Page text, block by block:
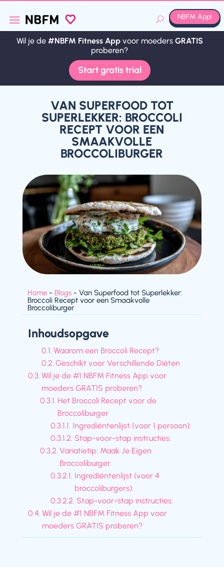
NBFM App!
Wil je de #NBFM Fitness Appvoor moeders GRATIS
proberen?
Start gratis trial
Wil je de #NBFM Fitness Appvoor moeders GRATIS
proberen?
Start gratis trial
VAN SUPERFOOD TOT
SUPERLEKKER: BROCCOLI
RECEPT VOOR EEN
SMAAKVOLLE
BROCCOLIBURGER
Home- Blogs- Van Superfood tot Superlekker:
Broccoli Recept voor een Smaakvolle
Broccoliburger
Inhoudsopgave
Waarom een Broccoli Recept?
Geschikt voor Verschillende Diëten
Wil je de #1 NBFM Fitness App voor
moeders GRATIS proberen?
Het Broccoli Recept voor de
Broccoliburger
Ingrediëntenlijst (voor 1 persoon):
Stap-voor-stap instructies:
Variatietip: Maak Je Eigen
Broccoliburger
Ingrediëntenlijst (voor 4
broccoliburgers):
Stap-voor-stap instructies:
Wil je de #1 NBFM Fitness App voor
moeders GRATIS proberen?